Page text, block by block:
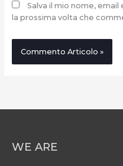
Salva il mio nome,
la prossima volta che
WE ARE